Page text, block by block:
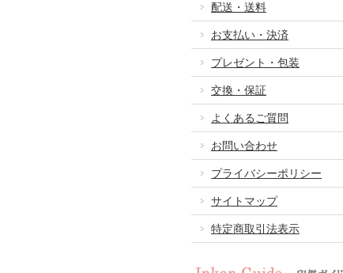
配送・送料
お支払い・決済
プレゼント・包装
交換・保証
よくあるご質問
お問い合わせ
プライバシーポリシー
サイトマップ
特定商取引法表示